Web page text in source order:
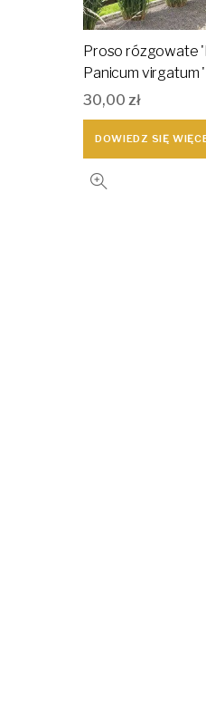
Proso rózgowate
Panicum virgatum
30,00 zł
DOWIEDZ SIĘ